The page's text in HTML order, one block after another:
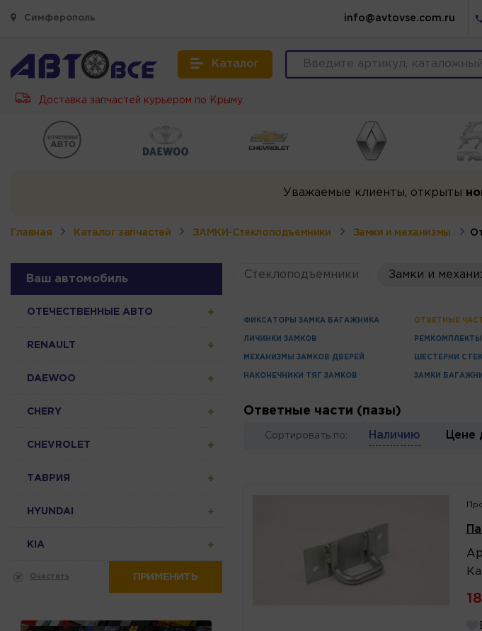
Симферополь info@avtovse.com.ru
Каталог
Доставка запчастей курьером по Крыму
Уважаемые клиенты, открыты
Главная Каталог запчастей ЗАМКИ-Стеклоподъемники Замки и механизмы
Ваш автомобиль
ОТЕЧЕСТВЕННЫЕ АВТО
RENAULT
DAEWOO
CHERY
CHEVROLET
ТАВРИЯ
HYUNDAI
KIA
Очистить ПРИМЕНИТЬ
Стеклоподъемники Замки и
ФИКСАТОРЫ ЗАМКА БАГАЖНИКА
ЛИЧИНКИ ЗАМКОВ
МЕХАНИЗМЫ ЗАМКОВ ДВЕРЕЙ
НАКОНЕЧНИКИ ТЯГ ЗАМКОВ
ОТВЕТНЫЕ
ШЕСТЕРНИ
ЗАМКИ
Ответные части (пазы)
Сортировать по: Наличию Цене